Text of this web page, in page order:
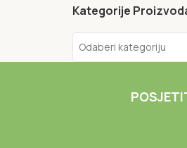
Kategorije
Odaberi kategoriju